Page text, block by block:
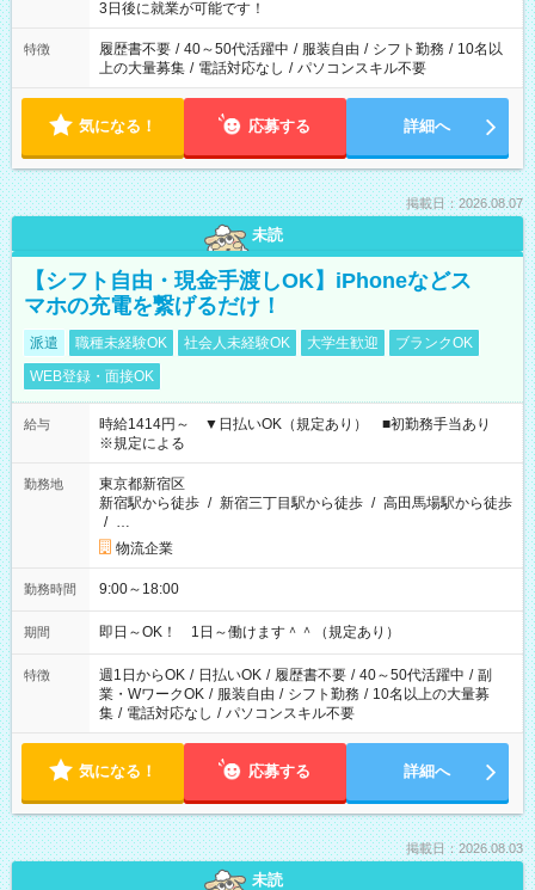
ね。 ※Wワーク希望の方へ 今ご覧のお仕事で希望する勤務時間
と、もう1つのお仕事の勤務時間。 合計で週40時間を超える場
合は応募できません。
3日後に就業が可能です！
特徴 履歴書不要 / 40～50代活躍中 / 服装自由 / シフト勤務 / 10名以
上の大量募集 / 電話対応なし / パソコンスキル不要
気になる！ 応募する 詳細へ
掲載日：2026.08.07
未読
【シフト自由・現金手渡しOK】iPhoneなどス
マホの充電を繋げるだけ！
派遣 職種未経験OK 社会人未経験OK 大学生歓迎
ブランクOK
WEB登録・面接OK
給与
時給1414円～ ▼日払いOK（規定あり） ■初勤務手当あり
※規定による
勤務地
東京都新宿区
新宿駅から徒歩 / 新宿三丁目駅から徒歩 / 高田馬場駅から徒歩
/ …
物流企業
勤務時間 9:00～18:00
期間 即日～OK！ 1日～働けます＾＾（規定あり）
特徴 週1日からOK / 日払いOK / 履歴書不要 / 40～50代活躍中 / 副
業・WワークOK / 服装自由 / シフト勤務 / 10名以上の大量募
集 / 電話対応なし / パソコンスキル不要
気になる！ 応募する 詳細へ
掲載日：2026.08.03
未読